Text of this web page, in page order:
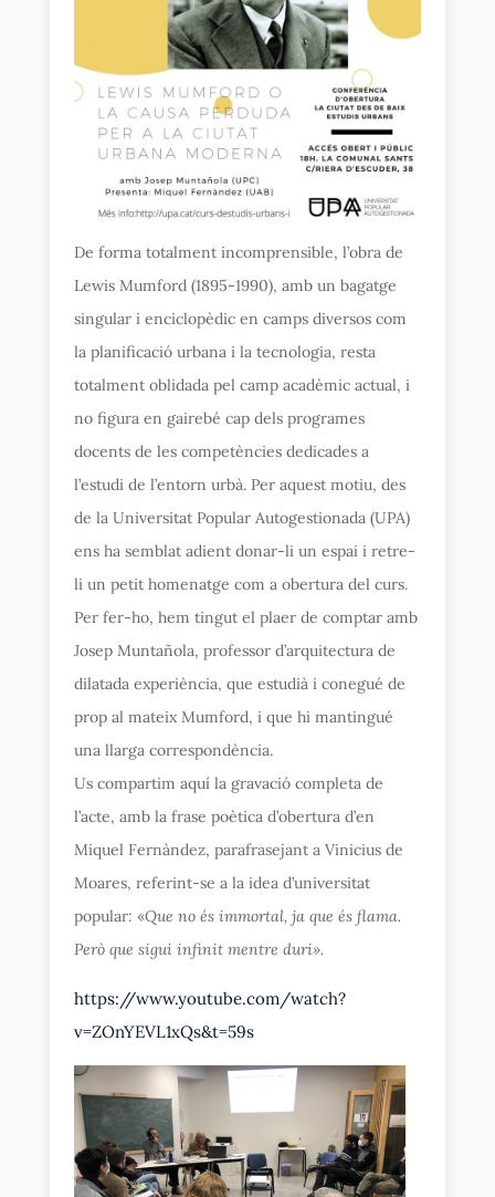
De forma totalment incomprensible, l’obra de
Lewis Mumford (1895-1990), amb un bagatge
singular i enciclopèdic en camps diversos com
la planificació urbana i la tecnologia, resta
totalment oblidada pel camp acadèmic actual, i
no figura en gairebé cap dels programes
docents de les competències dedicades a
l’estudi de l’entorn urbà. Per aquest motiu, des
de la Universitat Popular Autogestionada (UPA)
ens ha semblat adient donar-li un espai i retre-
li un petit homenatge com a obertura del curs.
Per fer-ho, hem tingut el plaer de comptar amb
Josep Muntañola, professor d’arquitectura de
dilatada experiència, que estudià i conegué de
prop al mateix Mumford, i que hi mantingué
una llarga correspondència.
Us compartim aquí la gravació completa de
l’acte, amb la frase poètica d’obertura d’en
Miquel Fernàndez, parafrasejant a Vinicius de
Moares, referint-se a la idea d’universitat
popular: «Que no és immortal, ja que és flama.
Però que sigui infinit mentre duri».
https://www.youtube.com/watch?
v=ZOnYEVL1xQs&t=59s